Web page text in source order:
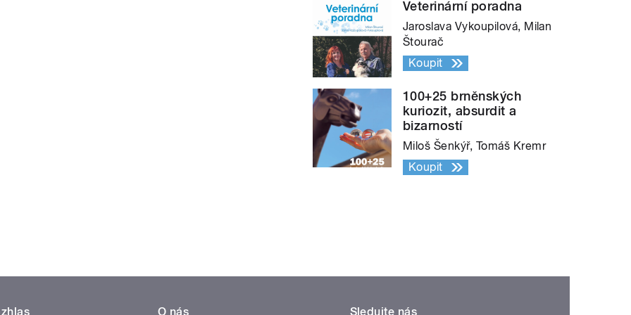
Veterinární poradna
Jaroslava Vykoupilová, Milan
Štourač
Koupit
100+25 brněnských
kuriozit, absurdit a
bizarností
Miloš Šenkýř, Tomáš Kremr
Koupit
O nás Sledujte nás